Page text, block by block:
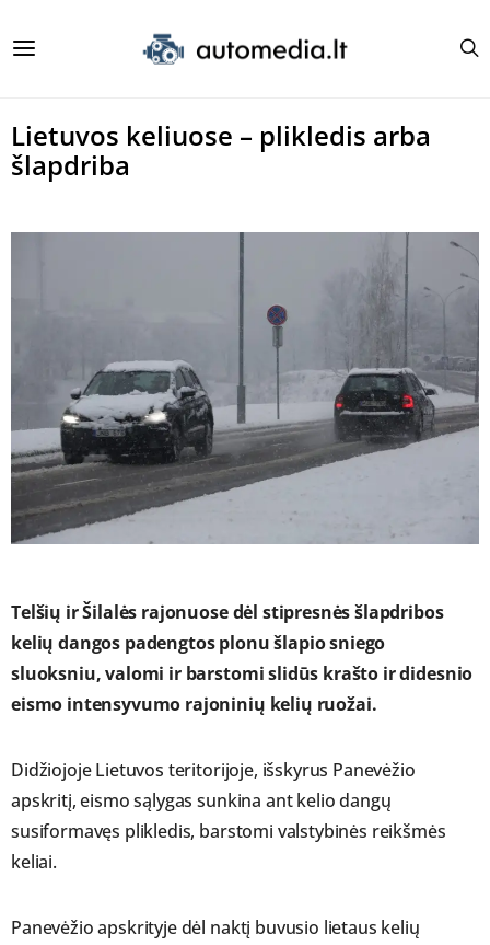
Lietuvos keliuose – plikledis arba
šlapdriba
Telšių ir Šilalės rajonuose dėl stipresnės šlapdribos
kelių dangos padengtos plonu šlapio sniego
sluoksniu, valomi ir barstomi slidūs krašto ir didesnio
eismo intensyvumo rajoninių kelių ruožai.
Didžiojoje Lietuvos teritorijoje, išskyrus Panevėžio
apskritį, eismo sąlygas sunkina ant kelio dangų
susiformavęs plikledis, barstomi valstybinės reikšmės
keliai.
Panevėžio apskrityje dėl naktį buvusio lietaus kelių